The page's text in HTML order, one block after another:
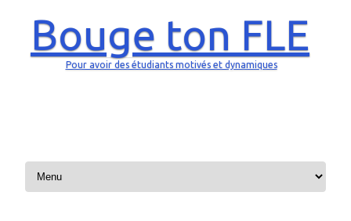
Bouge ton FLE
Pour avoir des étudiants motivés et dynamiques
Aller au contenu